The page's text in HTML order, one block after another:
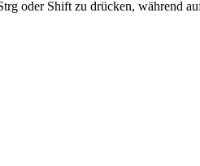
oder Shift zu drücken, während